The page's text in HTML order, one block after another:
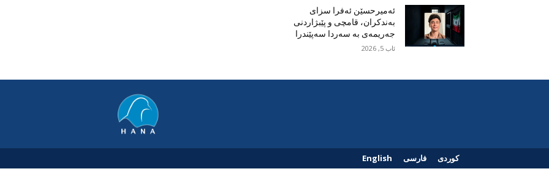
ئەمیرحسێن ئەفرا سزای
بەندکران، قامچی و پێبژاردنی
جەریمەی بە سەردا سەپێندرا
ئاب 5, 2026
English فارسی کوردی